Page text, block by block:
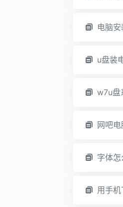
电脑
u盘装
w7u盘
网吧
字体
用手